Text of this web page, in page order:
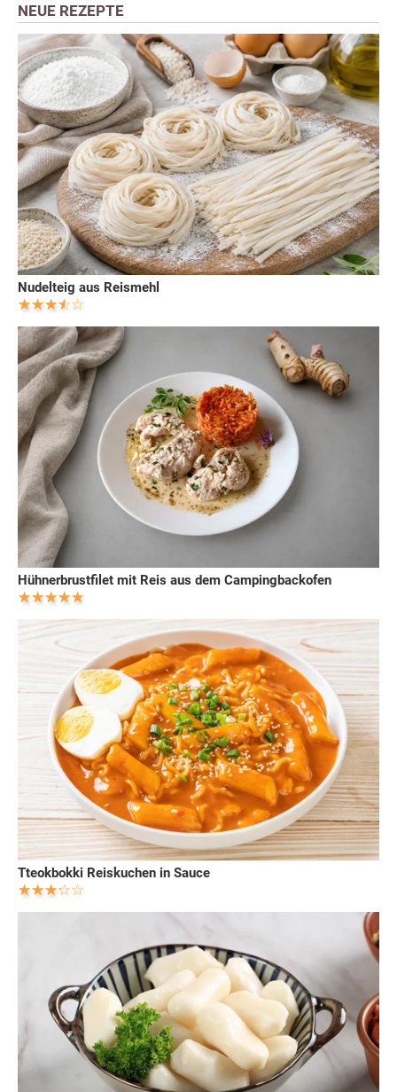
NEUE REZEPTE
Nudelteig aus Reismehl
Hühnerbrustfilet mit Reis aus dem Campingbackofen
Tteokbokki Reiskuchen in Sauce